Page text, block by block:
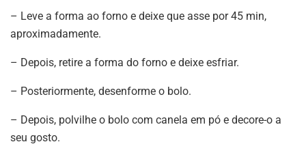
– Leve a forma ao forno e deixe que asse por 45 min,
aproximadamente.
– Depois, retire a forma do forno e deixe esfriar.
– Posteriormente, desenforme o bolo.
– Depois, polvilhe o bolo com canela em pó e decore-o a
seu gosto.